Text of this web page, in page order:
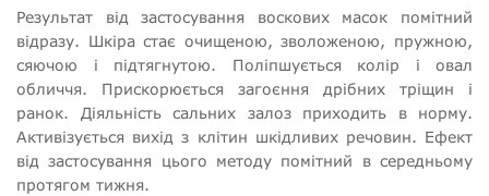
Результат від застосування воскових масок помітний
відразу. Шкіра стає очищеною, зволоженою, пружною,
сяючою і підтягнутою. Поліпшується колір і овал
обличчя. Прискорюється загоєння дрібних тріщин і
ранок. Діяльність сальних залоз приходить в норму.
Активізується вихід з клітин шкідливих речовин. Ефект
від застосування цього методу помітний в середньому
протягом тижня.